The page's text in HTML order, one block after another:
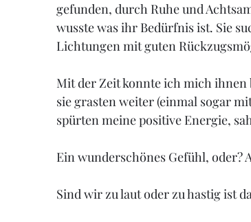
gefunden, durch Ruhe und
wusste was ihr Bedürfnis ist. Sie
Lichtungen mit guten
Mit der Zeit konnte ich mich
sie grasten weiter (einmal sogar
spürten meine positive Energie,
Ein wunderschönes Gefühl, oder?
Sind wir zu laut oder zu hastig ist